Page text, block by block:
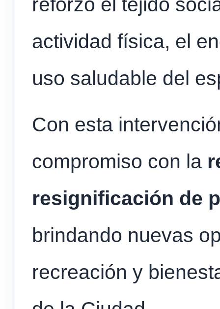
actividad física, el
uso saludable del
Con esta
compromiso con la
resignificación de
brindando nuevas
recreación y